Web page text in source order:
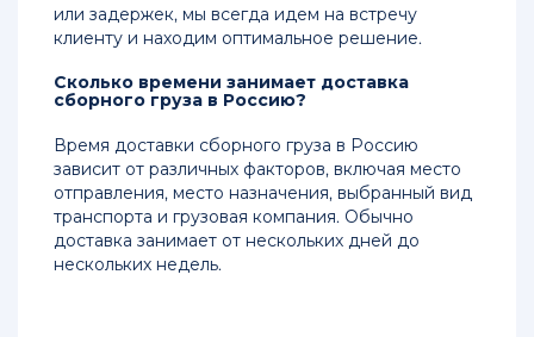
или задержек, мы всегда идем на встречу
клиенту и находим оптимальное решение.
Сколько времени занимает доставка
сборного груза в Россию?
Время доставки сборного груза в Россию
зависит от различных факторов, включая место
отправления, место назначения, выбранный вид
транспорта и грузовая компания. Обычно
доставка занимает от нескольких дней до
нескольких недель.